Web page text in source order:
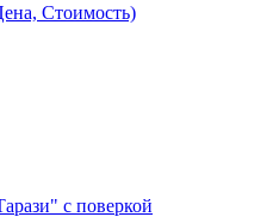
Стоимость)
с поверкой